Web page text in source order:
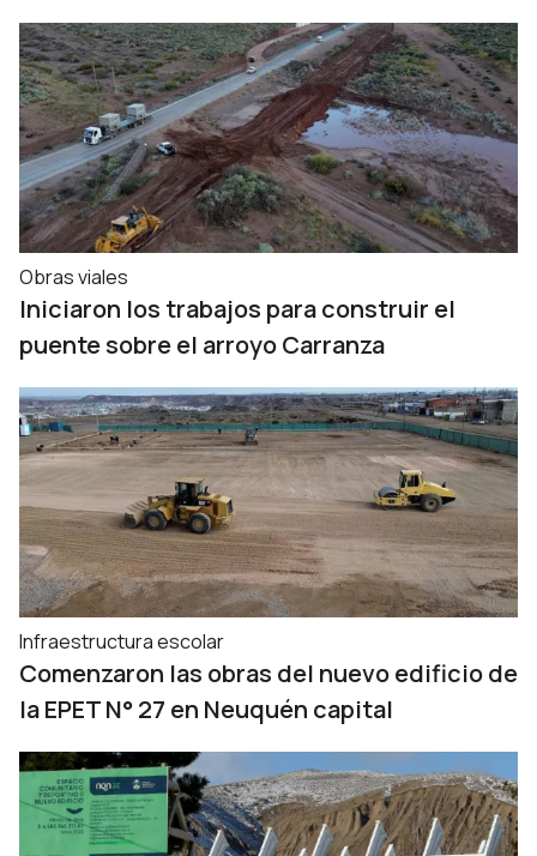
Obras viales
Iniciaron los trabajos para construir el
puente sobre el arroyo Carranza
Infraestructura escolar
Comenzaron las obras del nuevo edificio de
la EPET N° 27 en Neuquén capital